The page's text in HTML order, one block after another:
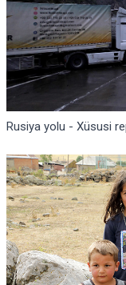
Rusiya yolu - Xüsusi